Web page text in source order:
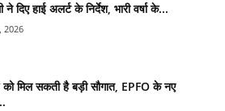
ने दिए हाई अलर्ट के निर्देश, भारी वर्षा के...
2026
को मिल सकती है बड़ी सौगात, EPFO के नए